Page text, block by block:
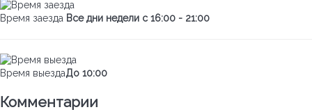
Время заезда Все дни недели с 16:00 - 21:00
Время выездаДо 10:00
Комментарии